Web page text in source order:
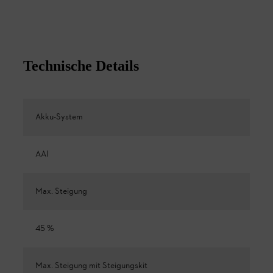
Technische Details
Akku-System
AAI
Max. Steigung
45 %
Max. Steigung mit Steigungskit